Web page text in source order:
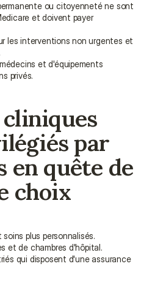
ou citoyenneté ne sont
et doivent payer
les interventions non urgentes et
et d'équipements
privés.
par
en quête de
choix
plus personnalisés.
et de chambres d'hôpital.
qui disposent d'une assurance